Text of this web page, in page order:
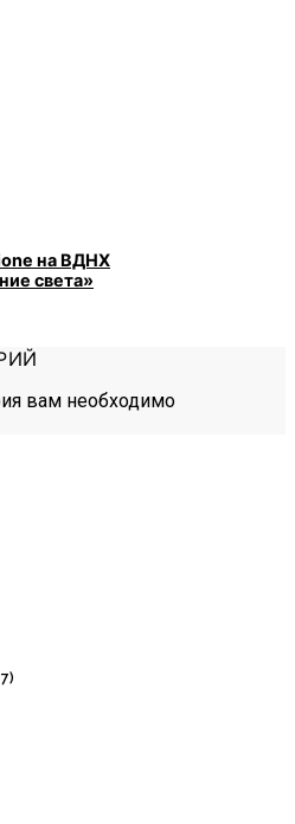
на ВДНХ
света»
вам необходимо